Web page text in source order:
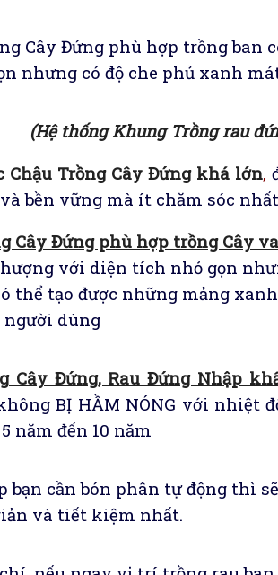
Cây Đứng phù hợp trồng ban
nhưng có độ che phủ xanh
(Hệ thống Khung Trồng rau
Chậu Trồng Cây Đứng khá lớn,
bền vững mà ít chăm sóc nhất
Cây Đứng phù hợp trồng Cây
với diện tích nhỏ gọn
thể tạo được những mảng
dùng
Cây Đứng, Rau Đứng Nhập
BỊ HẦM NÓNG với nhiệt
năm đến 10 năm
bạn cần bón phân tự động thì
và tiết kiệm nhất.